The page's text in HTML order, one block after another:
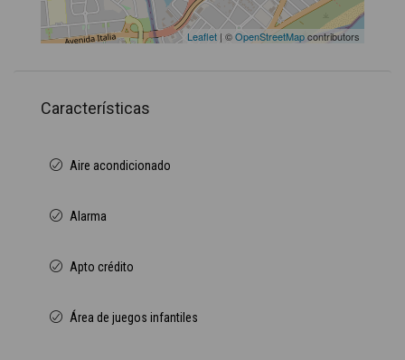
Leaflet | ©OpenStreetMapcontributors
Características
Aire acondicionado
Alarma
Apto crédito
Área de juegos infantiles